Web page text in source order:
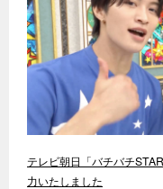
テレビ朝日「バチバチ
力いたしました